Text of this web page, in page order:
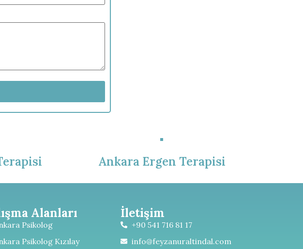
Ankara Ergen Terapisi
Alanları
Psikolog
Psikolog Kızılay
İletişim
+90 541 716 81 17
info@feyzanuraltindal.com